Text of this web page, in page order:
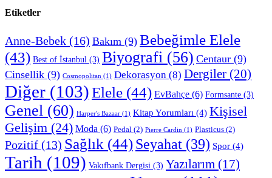
Etiketler
Anne-Bebek (16) Bakım (9) Bebeğimle Elele
(43) Best of İstanbul (3) Biyografi (56) Centaur (9)
Cinsellik (9) Cosmopolitan (1) Dekorasyon (8) Dergiler (20)
Diğer (103)Elele (44) EvBahçe (6) Formsante (3)
Genel (60) Harper's Bazaar (1) Kitap Yorumları (4) Kişisel
Gelişim (24) Moda (6) Pedal (2) Pierre Cardin (1) Plasticus (2)
Pozitif (13) Sağlık (44)Seyahat (39) Spor (4)
Tarih (109) Vakıfbank Dergisi (3) Yazılarım (17)